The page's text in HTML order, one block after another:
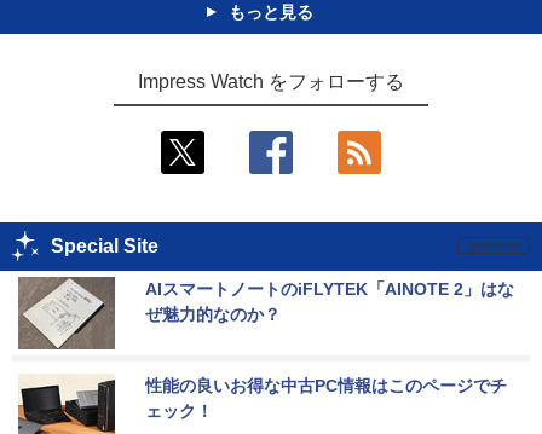
もっと見る
Impress Watch をフォローする
Special Site
AIスマートノートのiFLYTEK「AINOTE 2」はな
ぜ魅力的なのか？
性能の良いお得な中古PC情報はこのページでチ
ェック！